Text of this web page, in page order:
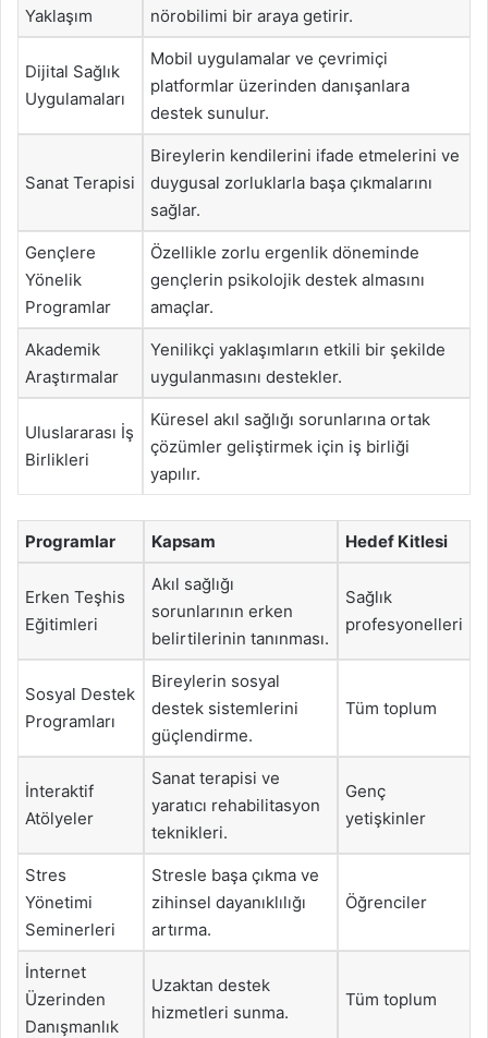
Yaklaşım
nörobilimi bir araya getirir.
Dijital Sağlık
Uygulamaları
Mobil uygulamalar ve çevrimiçi
platformlar üzerinden danışanlara
destek sunulur.
Sanat Terapisi
Bireylerin kendilerini ifade etmelerini ve
duygusal zorluklarla başa çıkmalarını
sağlar.
Gençlere
Yönelik
Programlar
Özellikle zorlu ergenlik döneminde
gençlerin psikolojik destek almasını
amaçlar.
Akademik
Araştırmalar
Yenilikçi yaklaşımların etkili bir şekilde
uygulanmasını destekler.
Uluslararası İş
Birlikleri
Küresel akıl sağlığı sorunlarına ortak
çözümler geliştirmek için iş birliği
yapılır.
Programlar Kapsam Hedef Kitlesi
Erken Teşhis
Eğitimleri
Akıl sağlığı
sorunlarının erken
belirtilerinin tanınması.
Sağlık
profesyonelleri
Sosyal Destek
Programları
Bireylerin sosyal
destek sistemlerini
güçlendirme.
Tüm toplum
İnteraktif
Atölyeler
Sanat terapisi ve
yaratıcı rehabilitasyon
teknikleri.
Genç
yetişkinler
Stres
Yönetimi
Seminerleri
Stresle başa çıkma ve
zihinsel dayanıklılığı
artırma.
Öğrenciler
İnternet
Üzerinden
Danışmanlık
Uzaktan destek
hizmetleri sunma.
Tüm toplum